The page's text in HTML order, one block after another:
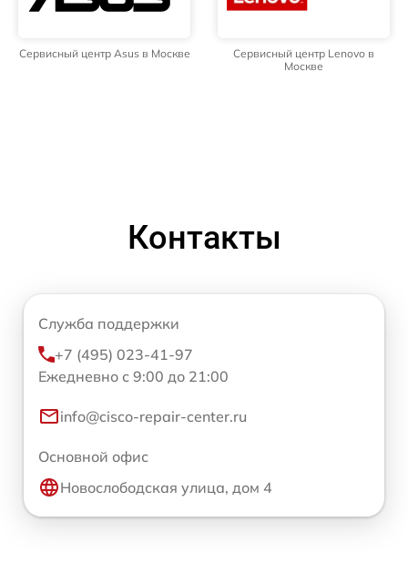
Сервисный центр Asus в Москве
Сервисный центр Lenovo в
Москве
Контакты
Служба поддержки
+7 (495) 023-41-97
Ежедневно с 9:00 до 21:00
info@cisco-repair-center.ru
Основной офис
Новослободская улица, дом 4